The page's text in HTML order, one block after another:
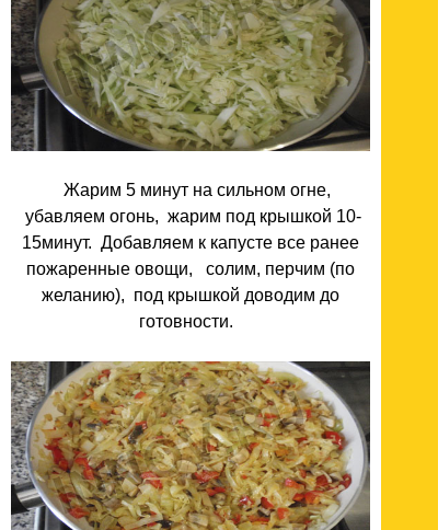
Жарим 5 минут на сильном огне,
убавляем огонь, жарим под крышкой 10-
15минут. Добавляем к капусте все ранее
пожаренные овощи, солим, перчим (по
желанию), под крышкой доводим до
готовности.